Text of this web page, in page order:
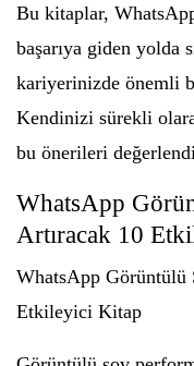
Bu kitaplar,
başarıya giden yolda
kariyerinizde önemli
Kendinizi sürekli
bu önerileri
WhatsApp
Artıracak 10
WhatsApp Görüntülü
Etkileyici Kitap